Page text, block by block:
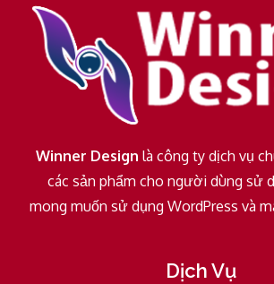
Winner Design là công ty dịch vụ
các sản phẩm cho người dùng sử
mong muốn sử dụng WordPress và
Dịch Vụ